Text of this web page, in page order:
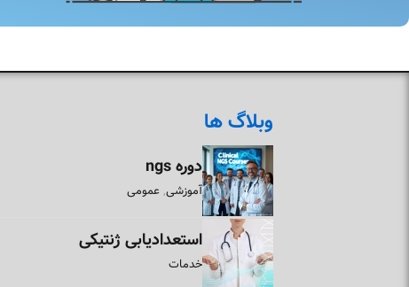
وبلاگ ها
دوره ngs
آموزشی, عمومی
استعدادیابی ژنتیکی
خدمات